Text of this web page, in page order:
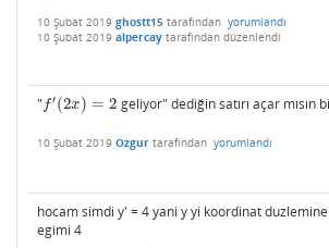
10 Şubat 2019 ghostt15 tarafından yorumlandı
10 Şubat 2019 alpercay tarafından düzenlendi
" f′(2x) = 2
f′(2x)=2 geliyor" dediğin satırı açar mısın
10 Şubat 2019 Ozgur tarafından yorumlandı
hocam simdi y' = 4 yani y yi koordinat
egimi 4